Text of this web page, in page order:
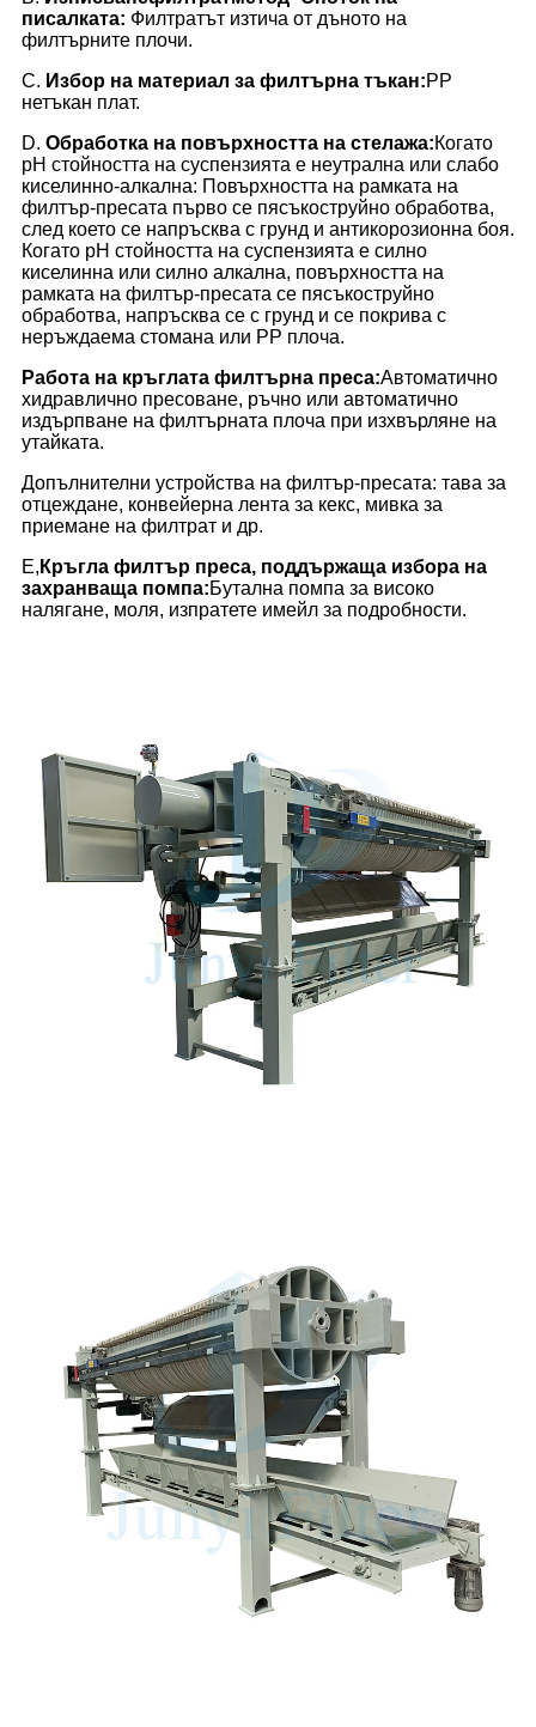
писалката: Филтратът изтича от дъното на
филтърните плочи.
C. Избор на материал за филтърна тъкан:PP
нетъкан плат.
D. Обработка на повърхността на стелажа:Когато
pH стойността на суспензията е неутрална или слабо
киселинно-алкална: Повърхността на рамката на
филтър-пресата първо се пясъкоструйно обработва,
след което се напръсква с грунд и антикорозионна боя.
Когато pH стойността на суспензията е силно
киселинна или силно алкална, повърхността на
рамката на филтър-пресата се пясъкоструйно
обработва, напръсква се с грунд и се покрива с
неръждаема стомана или PP плоча.
Работа на кръглата филтърна преса:Автоматично
хидравлично пресоване, ръчно или автоматично
издърпване на филтърната плоча при изхвърляне на
утайката.
Допълнителни устройства на филтър-пресата: тава за
отцеждане, конвейерна лента за кекс, мивка за
приемане на филтрат и др.
Е, Кръгла филтър преса, поддържаща избора на
захранваща помпа:Бутална помпа за високо
налягане, моля, изпратете имейл за подробности.